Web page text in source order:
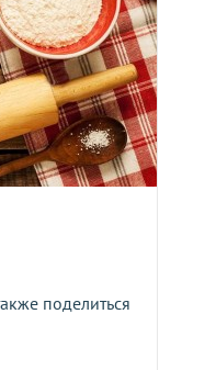
скидок.
статус доставки
в течение 14
поделиться